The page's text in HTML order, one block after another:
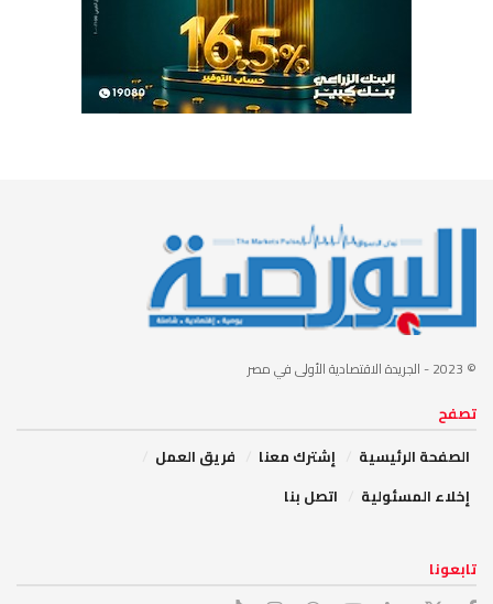
© 2023 - الجريدة الاقتصادية الأولى في مصر
تصفح
الصفحة الرئيسية
إشترك معنا
فريق العمل
إخلاء المسئولية
اتصل بنا
تابعونا